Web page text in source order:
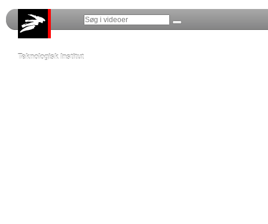
Teknologisk Institut